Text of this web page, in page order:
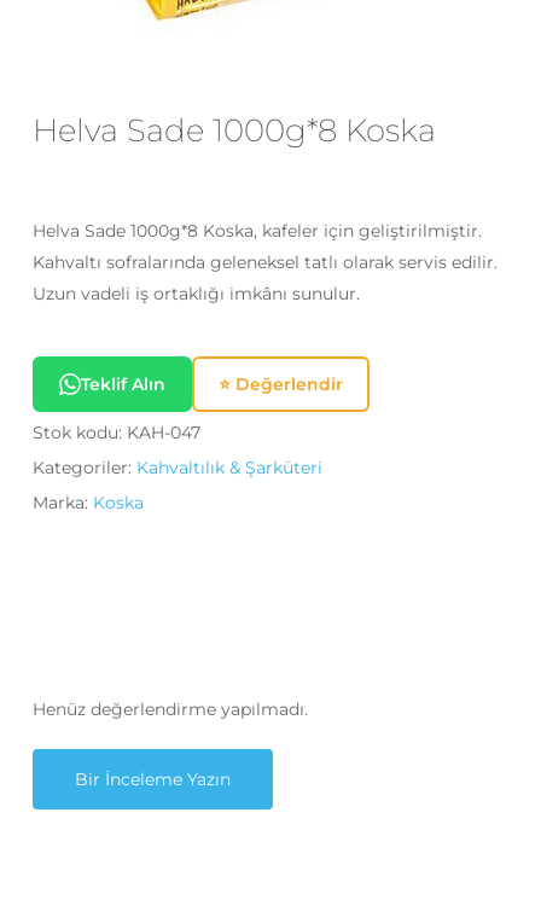
Helva Sade 1000g*8 Koska
Helva Sade 1000g*8 Koska, kafeler için geliştirilmiştir.
Kahvaltı sofralarında geleneksel tatlı olarak servis edilir.
Uzun vadeli iş ortaklığı imkânı sunulur.
Teklif Alın ⭐ Değerlendir
Stok kodu: KAH-047
Kategoriler: Kahvaltılık & Şarküteri
Marka: Koska
Henüz değerlendirme yapılmadı.
Bir İnceleme Yazın
ve site adresim bu tarayıcıya
kaydedilsin.